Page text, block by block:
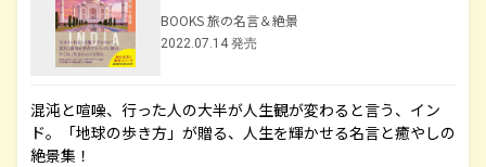
BOOKS 旅の名言＆絶景
2022.07.14 発売
混沌と喧噪、行った人の大半が人生観が変わると言う、イン
ド。「地球の歩き方」が贈る、人生を輝かせる名言と癒やしの
絶景集！